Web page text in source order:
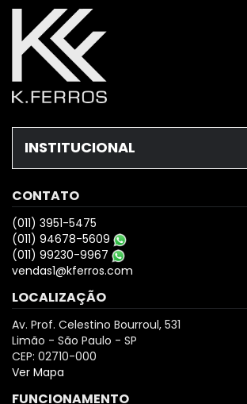
CONTATO
(011) 3951-5475
(011) 94678-5609
(011) 99230-9967
vendas1@kferros.com
LOCALIZAÇÃO
Av. Prof. Celestino Bourroul, 531
Limão - São Paulo - SP
CEP: 02710-000